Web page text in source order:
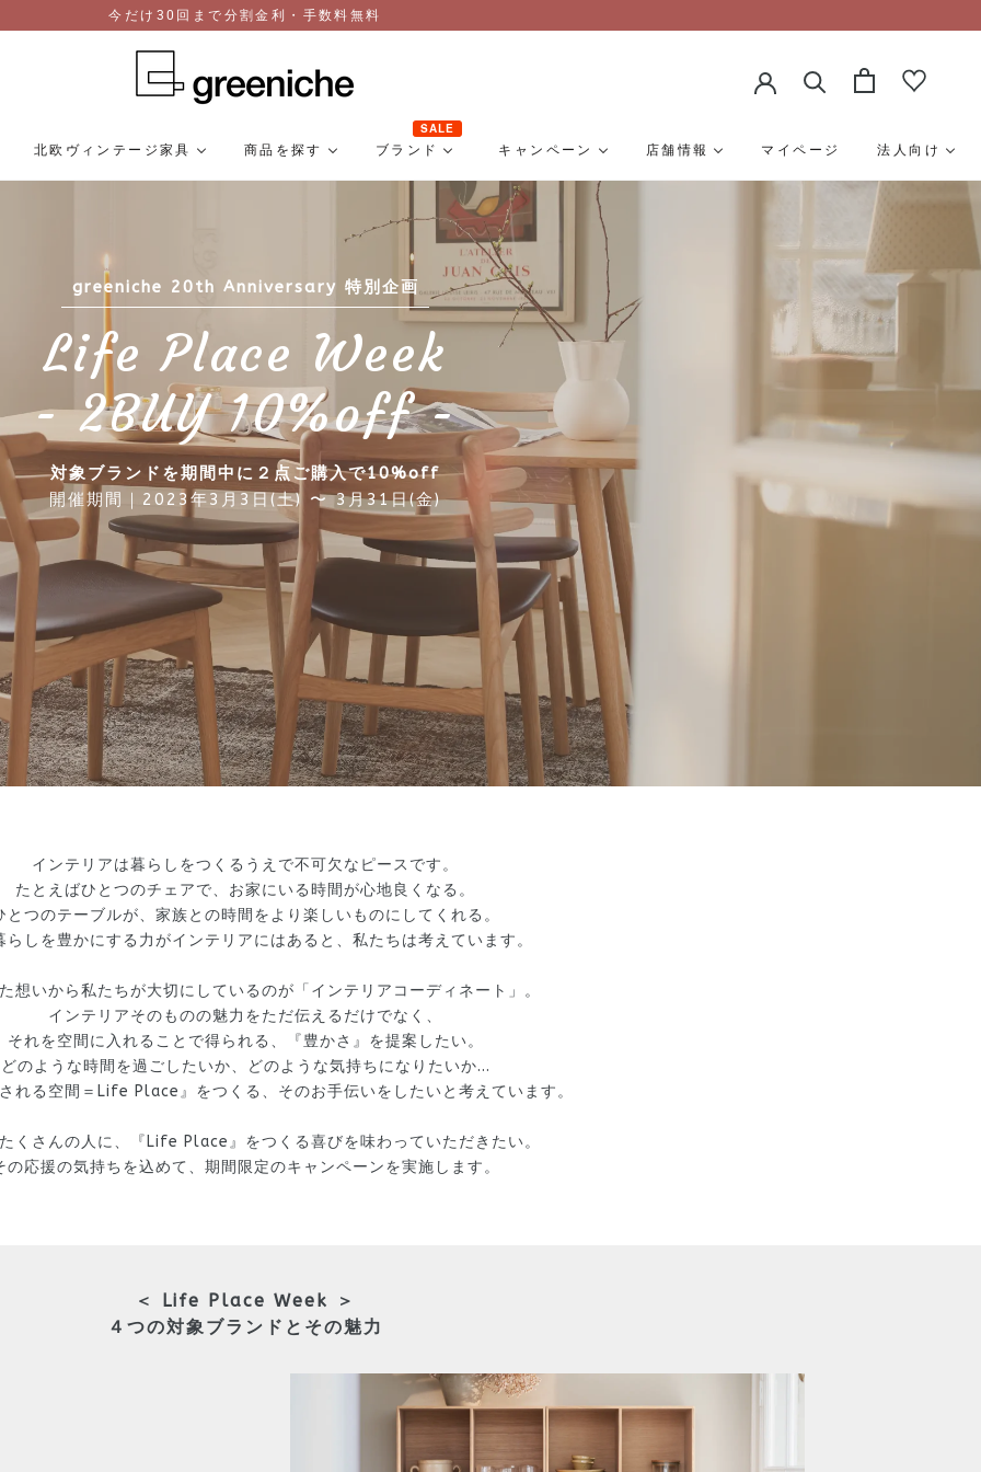
今だけ30回まで分割金利・手数料無料
北欧ヴィンテージ家具 商品を探す ブランド
SALE
キャンペーン
店舗情報 マイページ 法人向け
greeniche 20th Anniversary 特別企画
Life Place Week
- 2BUY 10%off -
対象ブランドを期間中に２点ご購入で10%off
開催期間｜2023年3月3日(土) 〜 3月31日(金)
インテリアは暮らしをつくるうえで不可欠なピースです。
たとえばひとつのチェアで、お家にいる時間が心地良くなる。
とつのテーブルが、家族との時間をより楽しいものにしてくれる。
らしを豊かにする力がインテリアにはあると、私たちは考えています。
想いから私たちが大切にしているのが「インテリアコーディネート」。
インテリアそのものの魅力をただ伝えるだけでなく、
それを空間に入れることで得られる、『豊かさ』を提案したい。
どのような時間を過ごしたいか、どのような気持ちになりたいか…
れる空間＝Life Place』をつくる、そのお手伝いをしたいと考えています。
くさんの人に、『Life Place』をつくる喜びを味わっていただきたい。
の応援の気持ちを込めて、期間限定のキャンペーンを実施します。
＜ Life Place Week ＞
４つの対象ブランドとその魅力